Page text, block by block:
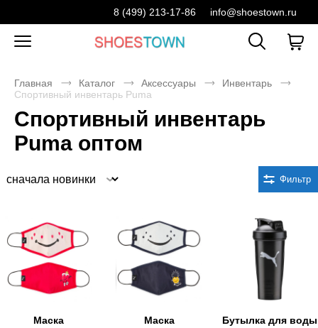
8 (499) 213-17-86 info@shoestown.ru
Главная Каталог Аксессуары
Инвентарь
Спортивный инвентарь Puma
Спортивный инвентарь
Puma оптом
Фильтр
Маска Маска Бутылка для воды